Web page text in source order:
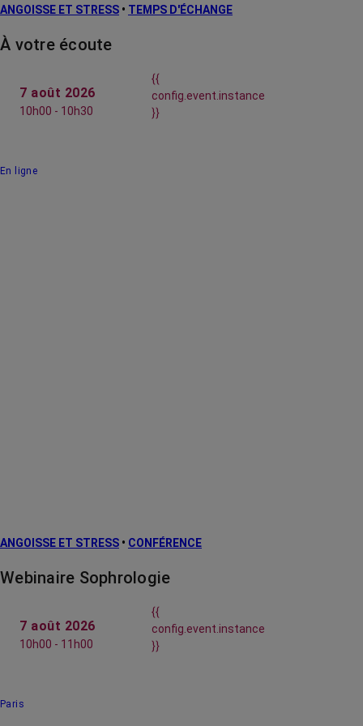
ANGOISSE ET STRESS • TEMPS D'ÉCHANGE
À votre écoute
7 août 2026
10h00 - 10h30
{{
config.event.instance
}}
En ligne
ANGOISSE ET STRESS • CONFÉRENCE
Webinaire Sophrologie
7 août 2026
10h00 - 11h00
{{
config.event.instance
}}
Paris